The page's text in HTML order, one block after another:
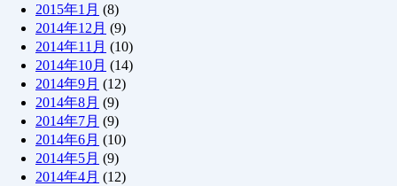
2015年1月 (8)
2014年12月 (9)
2014年11月 (10)
2014年10月 (14)
2014年9月 (12)
2014年8月 (9)
2014年7月 (9)
2014年6月 (10)
2014年5月 (9)
2014年4月 (12)